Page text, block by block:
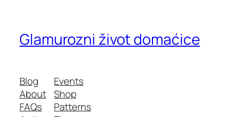
Glamurozni život domaćice
Blog
About
FAQs
Events
Shop
Patterns